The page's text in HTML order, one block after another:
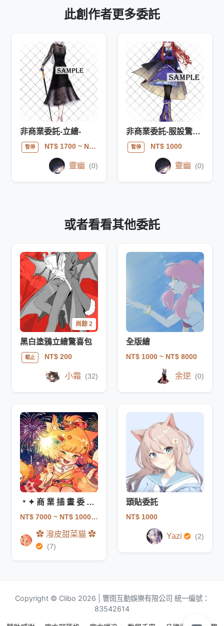
此創作者更多委託
非商業委託-立繪-
暫停 NT$ 1700~ NT$ 2000
靈幽 (0)
非商業委託-服設驚喜包-
暫停 NT$ 1000
靈幽 (0)
或者看看其他委託
尚餘 2
黑白塗鴉立繪驚喜包
截止 NT$ 200
小霜 (32)
全版繪
NT$ 1000 ~ NT$ 8000
余逆 (0)
﹡✦ 商 業 插 畫 委 託 ✦﹡潑 皮 貓 貓
NT$ 7000 ~ NT$ 100000
✿ 潑皮甜菜貓 ✿
(7)
頭貼委託
NT$ 1000
Yazi (2)
Copyright © Clibo 2026 | 響雨互動娛樂有限公司 統一編號：
83542614